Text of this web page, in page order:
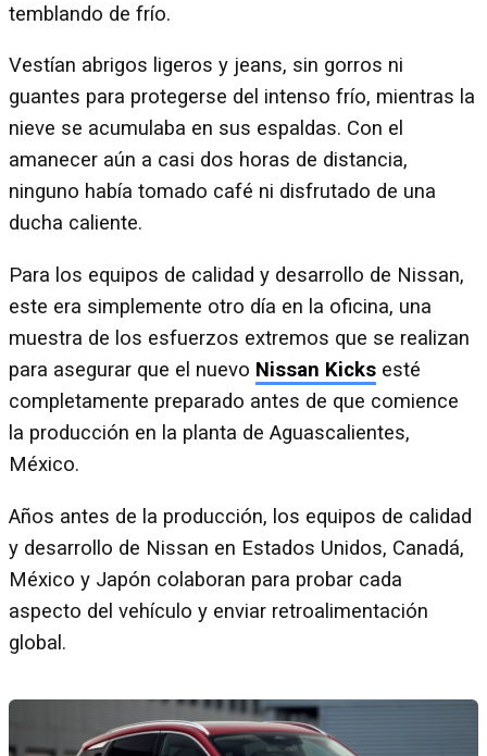
temblando de frío.
Vestían abrigos ligeros y jeans, sin gorros ni
guantes para protegerse del intenso frío, mientras la
nieve se acumulaba en sus espaldas. Con el
amanecer aún a casi dos horas de distancia,
ninguno había tomado café ni disfrutado de una
ducha caliente.
Para los equipos de calidad y desarrollo de Nissan,
este era simplemente otro día en la oficina, una
muestra de los esfuerzos extremos que se realizan
para asegurar que el nuevo Nissan Kicks esté
completamente preparado antes de que comience
la producción en la planta de Aguascalientes,
México.
Años antes de la producción, los equipos de calidad
y desarrollo de Nissan en Estados Unidos, Canadá,
México y Japón colaboran para probar cada
aspecto del vehículo y enviar retroalimentación
global.